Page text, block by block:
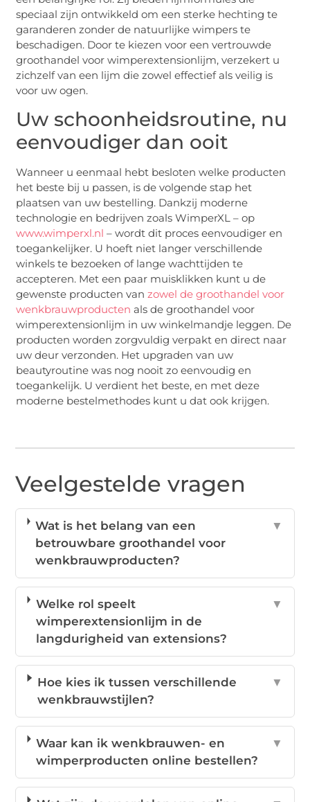
speciaal zijn ontwikkeld om een sterke hechting te
garanderen zonder de natuurlijke wimpers te
beschadigen. Door te kiezen voor een vertrouwde
groothandel voor wimperextensionlijm, verzekert u
zichzelf van een lijm die zowel effectief als veilig is
voor uw ogen.
Uw schoonheidsroutine, nu
eenvoudiger dan ooit
Wanneer u eenmaal hebt besloten welke producten
het beste bij u passen, is de volgende stap het
plaatsen van uw bestelling. Dankzij moderne
technologie en bedrijven zoals WimperXL – op
www.wimperxl.nl – wordt dit proces eenvoudiger en
toegankelijker. U hoeft niet langer verschillende
winkels te bezoeken of lange wachttijden te
accepteren. Met een paar muisklikken kunt u de
gewenste producten vanzowel de groothandel voor
wenkbrauwproducten als de groothandel voor
wimperextensionlijm in uw winkelmandje leggen. De
producten worden zorgvuldig verpakt en direct naar
uw deur verzonden. Het upgraden van uw
beautyroutine was nog nooit zo eenvoudig en
toegankelijk. U verdient het beste, en met deze
moderne bestelmethodes kunt u dat ook krijgen.
Veelgestelde vragen
Wat is het belang van een
betrouwbare groothandel voor
wenkbrauwproducten?
▼
Welke rol speelt
wimperextensionlijm in de
langdurigheid van extensions?
▼
Hoe kies ik tussen verschillende
wenkbrauwstijlen?
▼
Waar kan ik wenkbrauwen- en
wimperproducten online bestellen?
▼